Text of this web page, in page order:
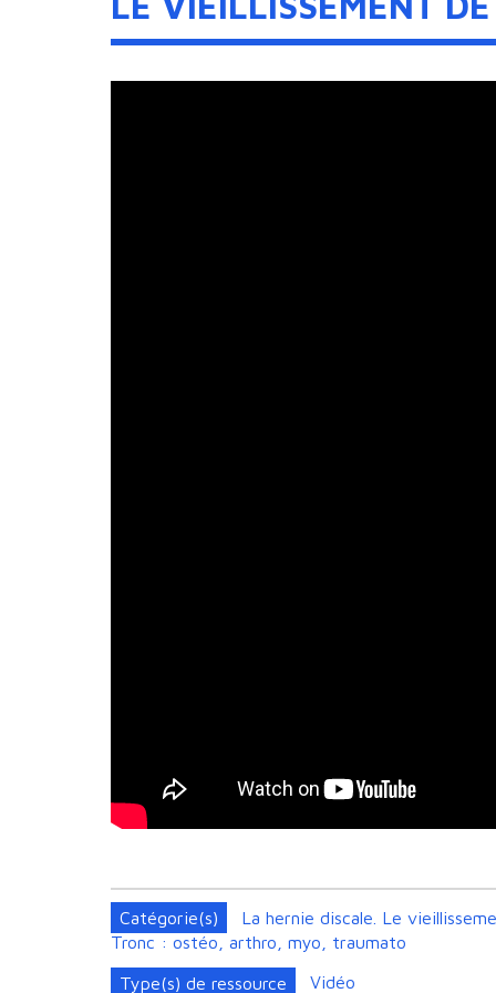
Catégorie(s) La hernie discale. Le
Tronc : ostéo, arthro, myo, traumato
Type(s) de ressource Vidéo